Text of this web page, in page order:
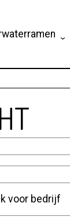
voor bedrijf